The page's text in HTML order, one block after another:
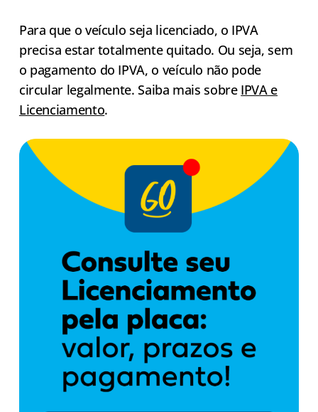
Para que o veículo seja licenciado, o IPVA
precisa estar totalmente quitado. Ou seja, sem
o pagamento do IPVA, o veículo não pode
circular legalmente. Saiba mais sobre IPVA e
Licenciamento.